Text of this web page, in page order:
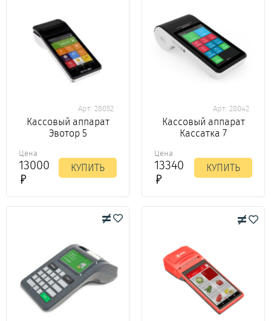
Арт. 28052
Кассовый аппарат
Эвотор 5
Цена
13000 КУПИТЬ
Арт. 28042
Кассовый аппарат
Кассатка 7
Цена
13340 КУПИТЬ